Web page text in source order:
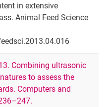
in extensive
Animal Feed Science
Combining ultrasonic
to assess the
Computers and